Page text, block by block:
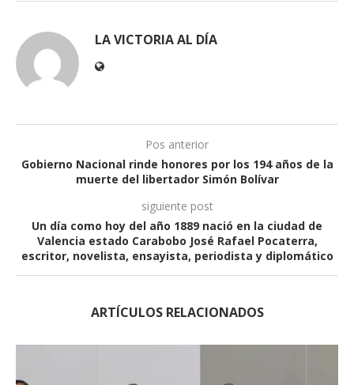
LA VICTORIA AL DÍA
Pos anterior
Gobierno Nacional rinde honores por los 194 años de la
muerte del libertador Simón Bolívar
siguiente post
Un día como hoy del año 1889 nació en la ciudad de
Valencia estado Carabobo José Rafael Pocaterra,
escritor, novelista, ensayista, periodista y diplomático
ARTÍCULOS RELACIONADOS